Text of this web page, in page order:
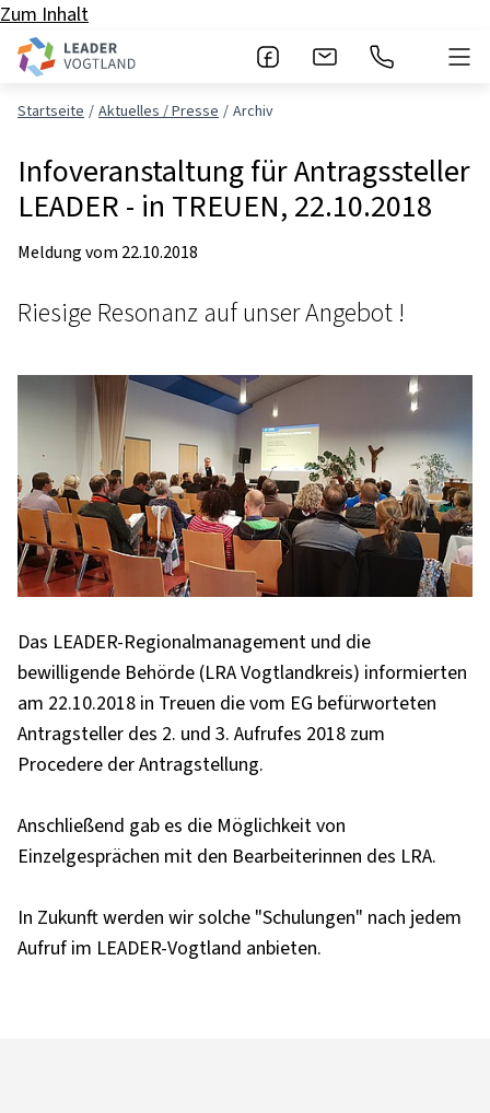
Zum Inhalt
Startseite Aktuelles / Presse Archiv
Infoveranstaltung für Antragssteller
LEADER - in TREUEN, 22.10.2018
Meldung vom 22.10.2018
Riesige Resonanz auf unser Angebot !
Das LEADER-Regionalmanagement und die
bewilligende Behörde (LRA Vogtlandkreis) informierten
am 22.10.2018 in Treuen die vom EG befürworteten
Antragsteller des 2. und 3. Aufrufes 2018 zum
Procedere der Antragstellung.
Anschließend gab es die Möglichkeit von
Einzelgesprächen mit den Bearbeiterinnen des LRA.
In Zukunft werden wir solche "Schulungen" nach jedem
Aufruf im LEADER-Vogtland anbieten.